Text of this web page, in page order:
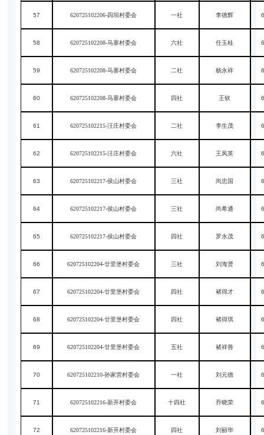
57 620725102206-四坝村委会 一社 李德辉
58 620725102208-马寨村委会 六社 任玉桂
59 620725102208-马寨村委会 二社 杨永祥
60 620725102208-马寨村委会 四社 王钦
61 620725102215-汪庄村委会 二社 李生茂
62 620725102215-汪庄村委会 六社 王凤英
63 620725102217-侯山村委会 三社 尚忠国
64 620725102217-侯山村委会 三社 尚希通
65 620725102217-侯山村委会 四社 罗永茂
66 620725102204-廿里堡村委会 三社 刘海贤
67 620725102204-廿里堡村委会 四社 褚得才
68 620725102204-廿里堡村委会 四社 褚得琪
69 620725102204-廿里堡村委会 五社 褚祥善
70 620725102210-孙家营村委会 一社 刘元德
71 620725102216-新开村委会 十四社 乔晓荣
72 620725102216-新开村委会 四社 刘丽华